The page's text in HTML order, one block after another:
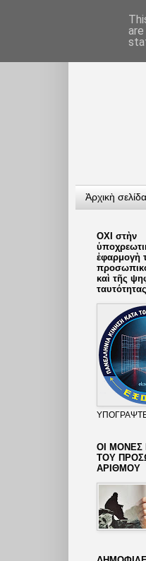
Ἀρχικὴ σελίδα
ΟΧΙ στὴν
ἐφαρμογὴ
καὶ τῆς
ταυτότητας
ΟΙ ΜΟΝΕΣ
ΤΟΥ
ΑΡΙΘΜΟΥ